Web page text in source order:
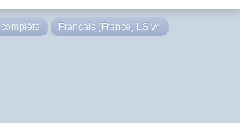
Français (France) LS v4